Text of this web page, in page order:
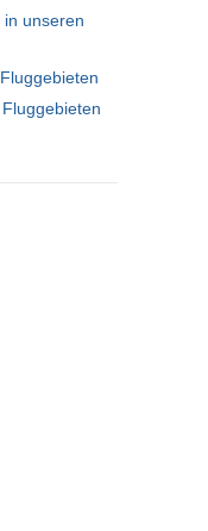
in unseren